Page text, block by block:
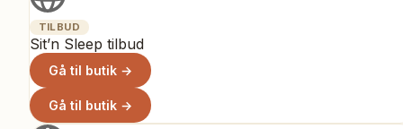
TILBUD
Sit’n Sleep tilbud
Gå til butik →
Gå til butik →